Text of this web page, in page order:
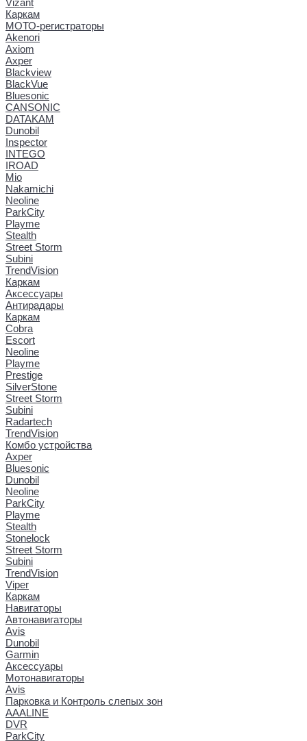
Vizant
Каркам
МОТО-регистраторы
Akenori
Axiom
Axper
Blackview
BlackVue
Bluesonic
CANSONIC
DATAKAM
Dunobil
Inspector
INTEGO
IROAD
Mio
Nakamichi
Neoline
ParkCity
Playme
Stealth
Street Storm
Subini
TrendVision
Каркам
Аксессуары
Антирадары
Каркам
Cobra
Escort
Neoline
Playme
Prestige
SilverStone
Street Storm
Subini
Radartech
TrendVision
Комбо устройства
Axper
Bluesonic
Dunobil
Neoline
ParkCity
Playme
Stealth
Stonelock
Street Storm
Subini
TrendVision
Viper
Каркам
Навигаторы
Автонавигаторы
Avis
Dunobil
Garmin
Аксессуары
Мотонавигаторы
Avis
Парковка и Контроль слепых зон
AAALINE
DVR
ParkCity